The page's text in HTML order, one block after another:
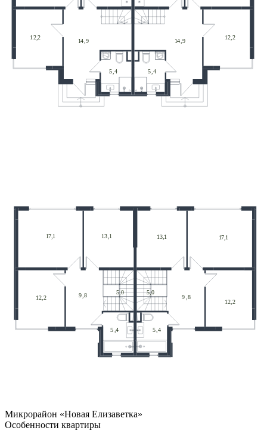
Микрорайон «Новая Елизаветка»
Особенности квартиры